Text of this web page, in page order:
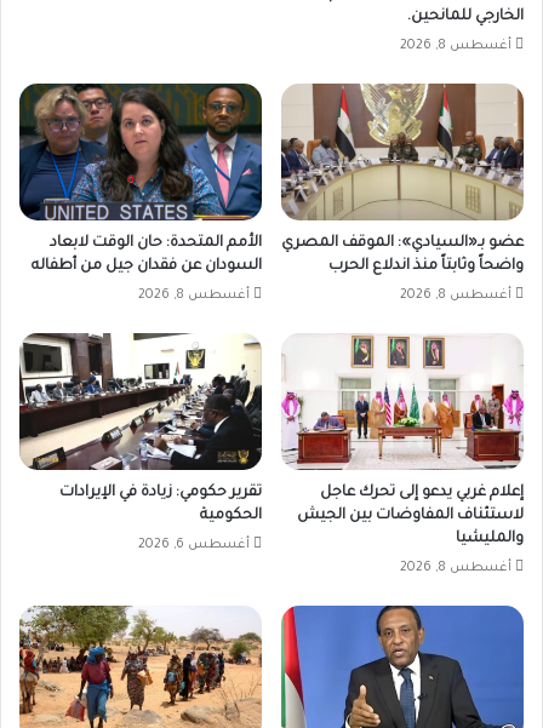
الخارجي للمانحين.
أغسطس 8, 2026
عضو بـ«السيادي»: الموقف المصري
واضحاً وثابتاً منذ اندلاع الحرب
أغسطس 8, 2026
الأمم المتحدة: حان الوقت لابعاد
السودان عن فقدان جيل من أطفاله
أغسطس 8, 2026
إعلام غربي يدعو إلى تحرك عاجل
لاستئناف المفاوضات بين الجيش
والمليشيا
أغسطس 8, 2026
تقرير حكومي: زيادة في الإيرادات
الحكومية
أغسطس 6, 2026